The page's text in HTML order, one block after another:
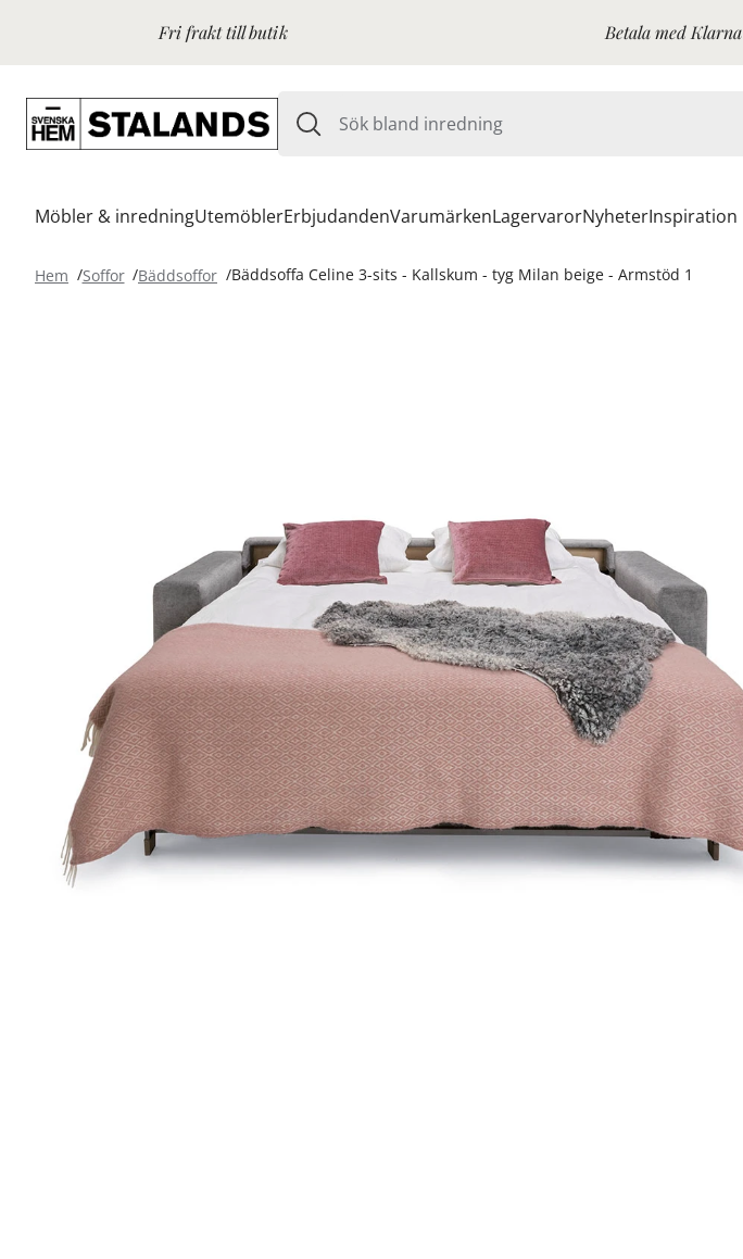
Fri frakt till butik Betala med Klarna
Möbler & inredningUtemöblerErbjudandenVarumärkenLagervarorNyheterInspiration
Hem Soffor Bäddsoffor Bäddsoffa Celine 3-sits - Kallskum - tyg Milan beige - Armstöd 1